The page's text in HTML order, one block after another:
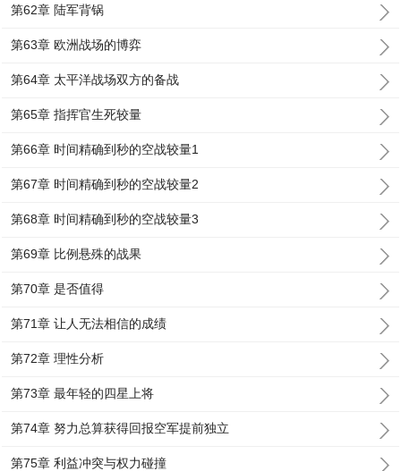
第62章 陆军背锅
第63章 欧洲战场的博弈
第64章 太平洋战场双方的备战
第65章 指挥官生死较量
第66章 时间精确到秒的空战较量1
第67章 时间精确到秒的空战较量2
第68章 时间精确到秒的空战较量3
第69章 比例悬殊的战果
第70章 是否值得
第71章 让人无法相信的成绩
第72章 理性分析
第73章 最年轻的四星上将
第74章 努力总算获得回报空军提前独立
第75章 利益冲突与权力碰撞